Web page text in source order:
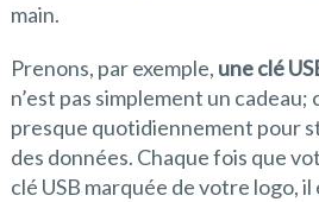
main.
Prenons, par exemple, une clé
n’est pas simplement un cadeau;
presque quotidiennement pour
des données. Chaque fois que
clé USB marquée de votre logo,